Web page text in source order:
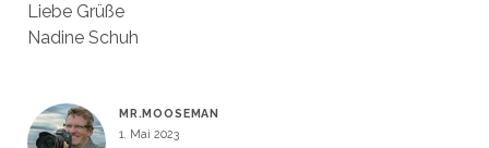
Liebe Grüße
Nadine Schuh
MR.MOOSEMAN
1. Mai 2023